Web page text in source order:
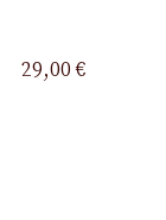
29,00 €